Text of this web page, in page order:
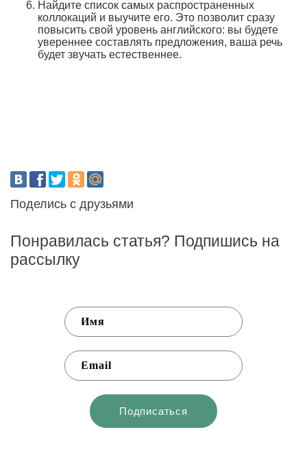
Найдите список самых распространенных
коллокаций и выучите его. Это позволит сразу
повысить свой уровень английского: вы будете
увереннее составлять предложения, ваша речь
будет звучать естественнее.
Поделись с друзьями
Понравилась статья? Подпишись на
рассылку